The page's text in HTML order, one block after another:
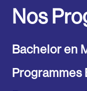
Nos
Bachelor en
Programmes